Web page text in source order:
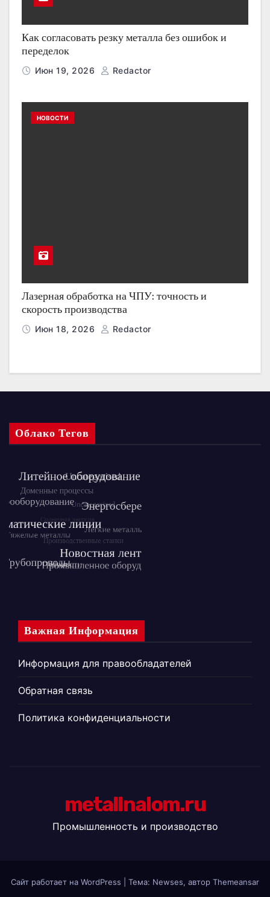
Как согласовать резку металла без ошибок и
переделок
Июн 19, 2026 Redactor
НОВОСТИ
Лазерная обработка на ЧПУ: точность и
скорость производства
Июн 18, 2026 Redactor
Облако Тегов
Важная Информация
Информация для правообладателей
Обратная связь
Политика конфиденциальности
metallnalom.ru
Промышленность и производство
Сайт работает на WordPress Тема: Newses, автор Themeansar